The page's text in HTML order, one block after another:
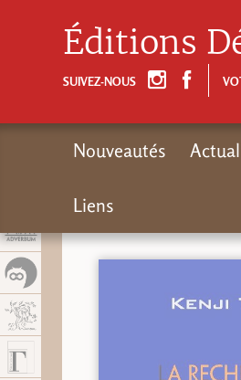
Éditions
SUIVEZ-NOUS
Nouveautés
Liens